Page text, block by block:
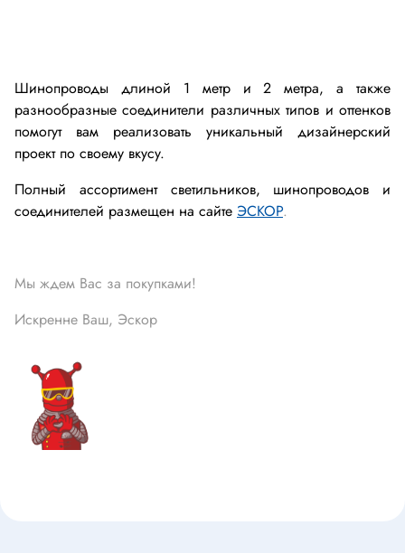
Шинопроводы длиной 1 метр и 2 метра, а также
разнообразные соединители различных типов и оттенков
помогут вам реализовать уникальный дизайнерский
проект по своему вкусу.
Полный ассортимент светильников, шинопроводов и
соединителей размещен на сайте ЭСКОР.
Мы ждем Вас за покупками!
Искренне Ваш, Эскор